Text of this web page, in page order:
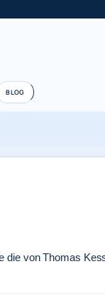
BLOG
die von Thomas